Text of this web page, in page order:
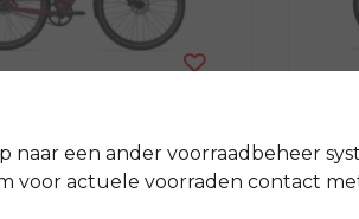
- Wild Berry LTD AGO
naar een ander voorraadbeheer
voor actuele voorraden contact